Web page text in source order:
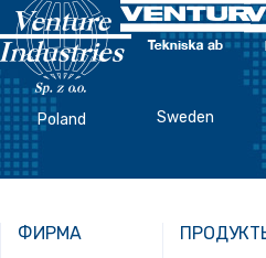
Poland Sweden
ФИРМА